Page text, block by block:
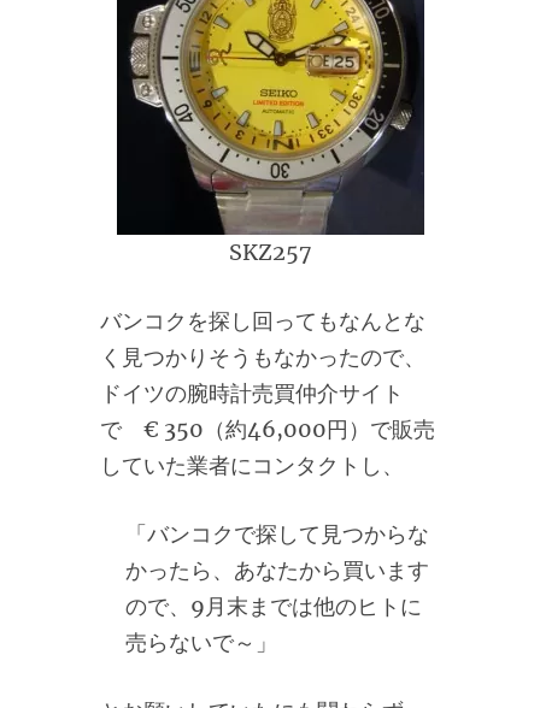
SKZ257
バンコクを探し回ってもなんとな
く見つかりそうもなかったので、
ドイツの腕時計売買仲介サイト
で € 350（約46,000円）で販売
していた業者にコンタクトし、
「バンコクで探して見つからな
かったら、あなたから買います
ので、9月末までは他のヒトに
売らないで～」